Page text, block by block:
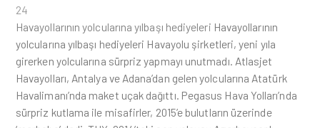
24
Havayollarının yolcularına yılbaşı hediyeleri Havayollarının
yolcularına yılbaşı hediyeleri Havayolu şirketleri, yeni yıla
girerken yolcularına sürpriz yapmayı unutmadı. Atlasjet
Havayolları, Antalya ve Adana’dan gelen yolcularına Atatürk
Havalimanı’nda maket uçak dağıttı. Pegasus Hava Yolları’nda
sürpriz kutlama ile misafirler, 2015’e bulutların üzerinde